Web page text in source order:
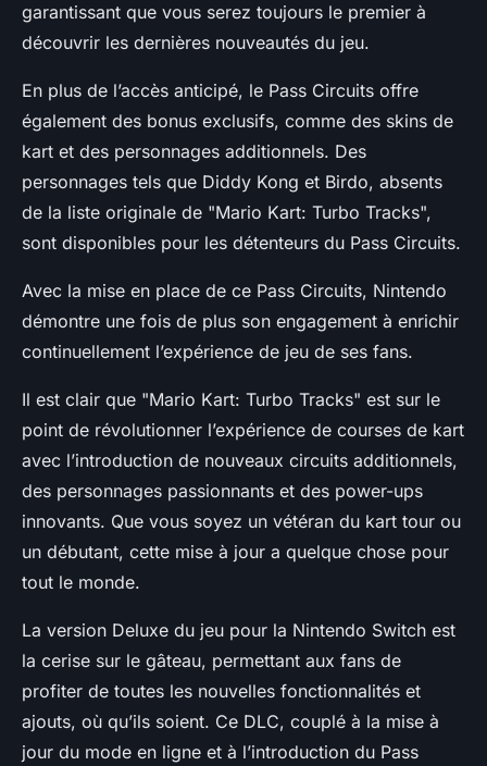
garantissant que vous serez toujours le premier à
découvrir les dernières nouveautés du jeu.
En plus de l’accès anticipé, le Pass Circuits offre
également des bonus exclusifs, comme des skins de
kart et des personnages additionnels. Des
personnages tels que Diddy Kong et Birdo, absents
de la liste originale de "Mario Kart: Turbo Tracks",
sont disponibles pour les détenteurs du Pass Circuits.
Avec la mise en place de ce Pass Circuits, Nintendo
démontre une fois de plus son engagement à enrichir
continuellement l’expérience de jeu de ses fans.
Il est clair que "Mario Kart: Turbo Tracks" est sur le
point de révolutionner l’expérience de courses de kart
avec l’introduction de nouveaux circuits additionnels,
des personnages passionnants et des power-ups
innovants. Que vous soyez un vétéran du kart tour ou
un débutant, cette mise à jour a quelque chose pour
tout le monde.
La version Deluxe du jeu pour la Nintendo Switch est
la cerise sur le gâteau, permettant aux fans de
profiter de toutes les nouvelles fonctionnalités et
ajouts, où qu’ils soient. Ce DLC, couplé à la mise à
jour du mode en ligne et à l’introduction du Pass